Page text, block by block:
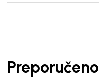
Preporučeno